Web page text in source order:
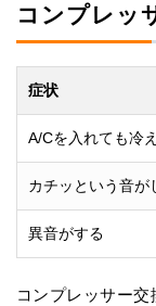
コンプレッ
症状
A/Cを入れても冷
カチッという音が
異音がする
コンプレッサー